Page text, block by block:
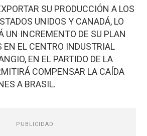
SU PRODUCCIÓN A LOS
UNIDOS Y CANADÁ, LO
UN INCREMENTO DE SU PLAN
EN EL CENTRO INDUSTRIAL
EN EL PARTIDO DE LA
COMPENSAR LA CAÍDA
A BRASIL.
PUBLICIDAD